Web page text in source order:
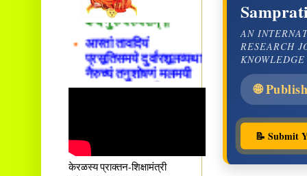
AN
RESEARCH
🌐
📝 Submit
वन्दे गुरु परम्पराम् ॥
आस्तां तावदियं
प्रसूतिसमये दुर्वारशूलव्यथा
नैरुच्यं तनुशोषणं मलमयी
शय्या च सांवत्सरी ।
एकस्यापि न गर्भ-भार-भरण-
नमः॥–
केरळस्य प्राक्तन-शिक्षामंत्री